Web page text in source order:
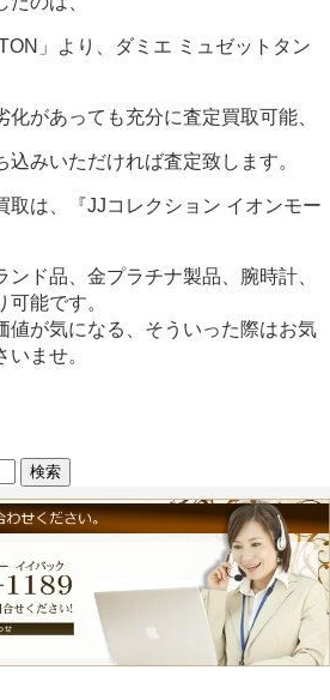
」より、ダミエ ミュゼットタン
があっても充分に査定買取可能、
みいただければ査定致します。
取は、『JJコレクション イオンモー
ド品、金プラチナ製品、腕時計、
能です。
値が気になる、そういった際はお気
ませ。